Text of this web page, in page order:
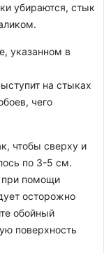
убираются, стык
указанном в
на стыках
чего
чтобы сверху и
по 3-5 см.
при помощи
осторожно
обойный
поверхность